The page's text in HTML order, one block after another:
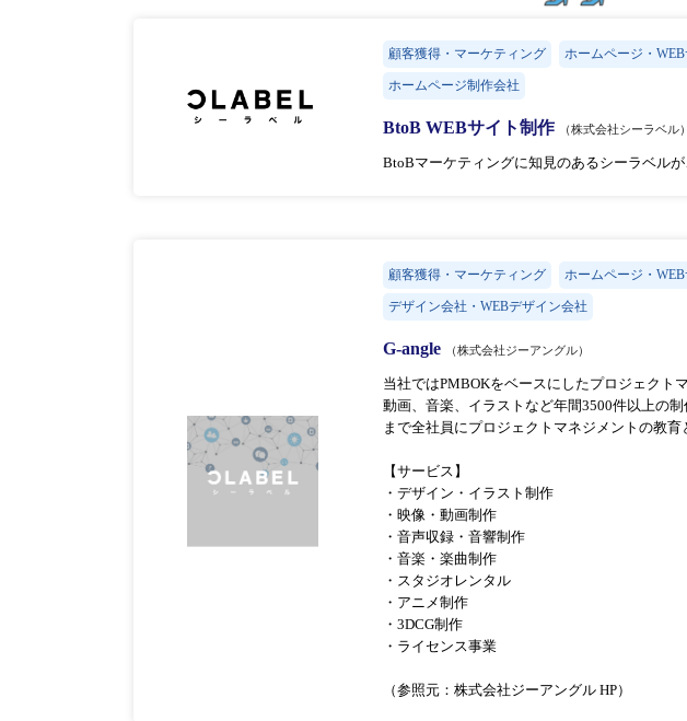
顧客獲得・マーケティング ホームページ・
ホームページ制作会社
BtoB WEBサイト制作 （株式会社シーラベル）
BtoBマーケティングに知見のあるシーラベル
顧客獲得・マーケティング ホームページ・
デザイン会社・WEBデザイン会社
G-angle （株式会社ジーアングル）
当社ではPMBOKをベースにしたプロジェクト
動画、⾳楽、イラストなど年間3500件以上の
まで全社員にプロジェクトマネジメントの教育
【サービス】
・デザイン・イラスト制作
・映像・動画制作
・音声収録・音響制作
・音楽・楽曲制作
・スタジオレンタル
・アニメ制作
・3DCG制作
・ライセンス事業
（参照元：株式会社ジーアングル HP）